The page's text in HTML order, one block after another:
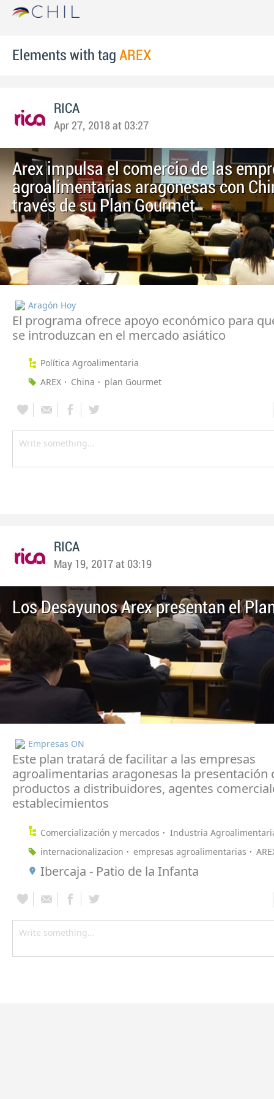
Elements with tag AREX
RICA
Apr 27, 2018 at 03:27
Arex impulsa el comercio de las
agroalimentarias aragonesas con
través de su Plan Gourmet
Aragón Hoy
El programa ofrece apoyo económico para
se introduzcan en el mercado asiático
Política Agroalimentaria
AREX
China plan Gourmet
RICA
May 19, 2017 at 03:19
Los Desayunos Arex presentan el
Empresas ON
Este plan tratará de facilitar a las empresas
agroalimentarias aragonesas la presentación
productos a distribuidores, agentes
establecimientos
Comercialización y mercados
Industria
internacionalizacion
empresas agroalimentarias
Ibercaja - Patio de la Infanta